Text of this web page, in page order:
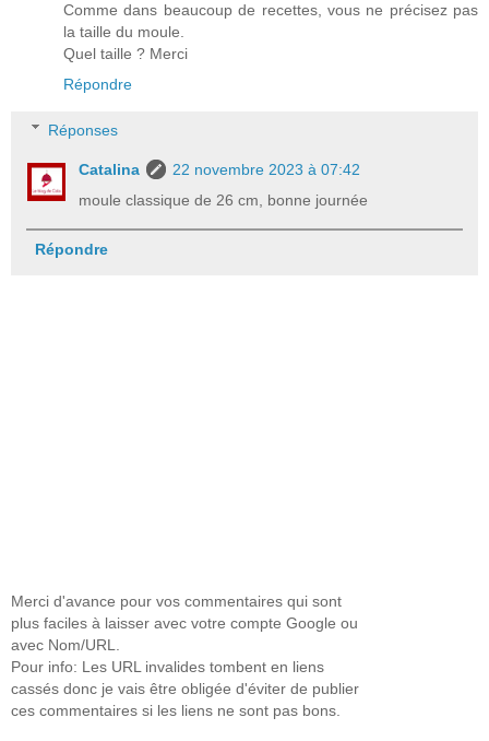
Comme dans beaucoup de recettes, vous ne précisez pas
la taille du moule.
Quel taille ? Merci
Répondre
Réponses
Catalina
22 novembre 2023 à 07:42
moule classique de 26 cm, bonne journée
Répondre
Merci d'avance pour vos commentaires qui sont
plus faciles à laisser avec votre compte Google ou
avec Nom/URL.
Pour info: Les URL invalides tombent en liens
cassés donc je vais être obligée d'éviter de publier
ces commentaires si les liens ne sont pas bons.